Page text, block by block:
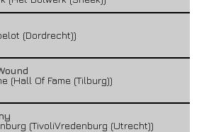
(Dordrecht))
(Hall Of Fame (Tilburg))
(TivoliVredenburg (Utrecht))